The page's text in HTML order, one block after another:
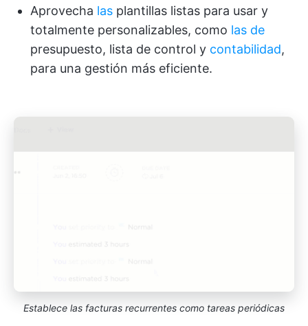
Aprovecha las plantillas listas para usar y
totalmente personalizables, como las de
presupuesto, lista de control y contabilidad,
para una gestión más eficiente.
Establece las facturas recurrentes como tareas periódicas